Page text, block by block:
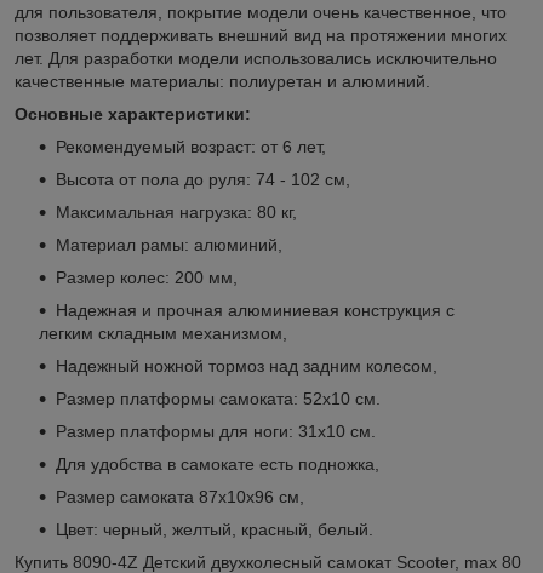
для пользователя, покрытие модели очень качественное, что
позволяет поддерживать внешний вид на протяжении многих
лет. Для разработки модели использовались исключительно
качественные материалы: полиуретан и алюминий.
Основные характеристики:
Рекомендуемый возраст: от 6 лет,
Высота от пола до руля: 74 - 102 см,
Максимальная нагрузка: 80 кг,
Материал рамы: алюминий,
Размер колес: 200 мм,
Надежная и прочная алюминиевая конструкция с
легким складным механизмом,
Надежный ножной тормоз над задним колесом,
Размер платформы самоката: 52х10 см.
Размер платформы для ноги: 31х10 см.
Для удобства в самокате есть подножка,
Размер самоката 87х10х96 см,
Цвет: черный, желтый, красный, белый.
Купить 8090-4Z Детский двухколесный самокат Scooter, max 80